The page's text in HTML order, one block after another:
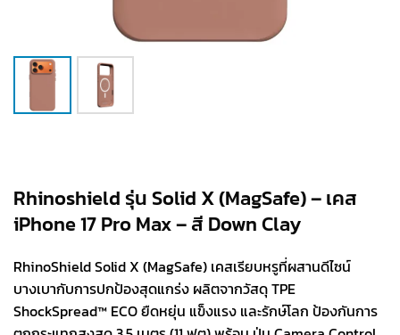
Rhinoshield รุ่น Solid X (MagSafe) – เคส
iPhone 17 Pro Max – สี Down Clay
RhinoShield Solid X (MagSafe) เคสเรียบหรูที่ผสานดีไซน์
บางเบากับการปกป้องสุดแกร่ง ผลิตจากวัสดุ TPE
ShockSpread™ ECO ยืดหยุ่น แข็งแรง และรักษ์โลก ป้องกันการ